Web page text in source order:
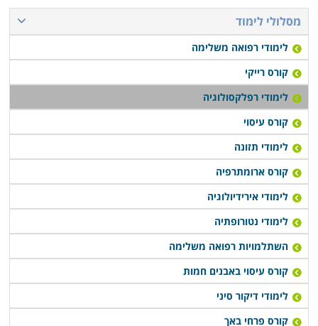
מסלולי לימוד
לימודי רפואה משלימה
קורס רייקי
לימודי רפלקסולוגיה
קורס עיסוי
לימודי תזונה
קורס ארומתרפיה
לימודי אירידיולוגיה
לימודי נטורופתיה
השתלמויות רפואה משלימה
קורס עיסוי באבנים חמות
לימודי דיקור סיני
קורס פרחי באך